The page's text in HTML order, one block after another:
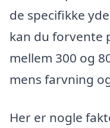
de specifikke
kan du forvente
mellem 300 og
mens farvning
Her er nogle